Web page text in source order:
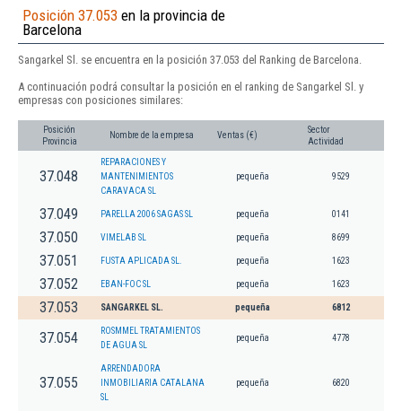
Posición 37.053 en la provincia de
Barcelona
Sangarkel Sl. se encuentra en la posición 37.053 del Ranking de Barcelona.
A continuación podrá consultar la posición en el ranking de Sangarkel Sl. y
empresas con posiciones similares:
Posición
Provincia
Nombre de la empresa Ventas (€)
Sector
Actividad
37.048
REPARACIONES Y
MANTENIMIENTOS
CARAVACA SL
pequeña 9529
37.049 PARELLA 2006 SAGAS SL pequeña 0141
37.050 VIMELAB SL pequeña 8699
37.051 FUSTA APLICADA SL. pequeña 1623
37.052 EBAN-FOC SL pequeña 1623
37.053 SANGARKEL SL. pequeña 6812
37.054
ROSMMEL TRATAMIENTOS
DE AGUA SL
pequeña 4778
37.055
ARRENDADORA
INMOBILIARIA CATALANA
SL
pequeña 6820